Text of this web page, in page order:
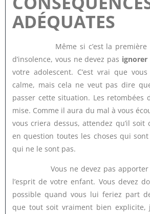
ADÉQUATES
Même si c’est la première
d’insolence, vous ne devez pas ignorer
votre adolescent. C’est vrai que
calme, mais cela ne veut pas dire
passer cette situation. Les retombées
mise. Comme il aura du mal à vous
vous criera dessus, attendez qu’il
en question toutes les choses qui
qui ne le sont pas.
Vous ne devez pas apporter
l’esprit de votre enfant. Vous devez
possible quand vous lui feriez part
que tout soit vraiment bien explicite,